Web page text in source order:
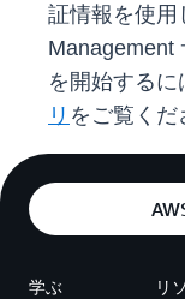
証情報を使用
Management
を開始するに
リ をご覧くだ
学ぶ リ